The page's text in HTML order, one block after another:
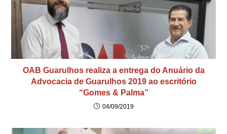
OAB Guarulhos realiza a entrega do Anuário da
Advocacia de Guarulhos 2019 ao escritório
“Gomes & Palma”
04/09/2019